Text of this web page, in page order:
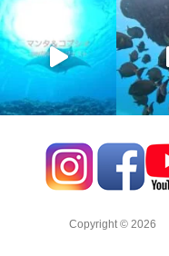
Copyright © 2026